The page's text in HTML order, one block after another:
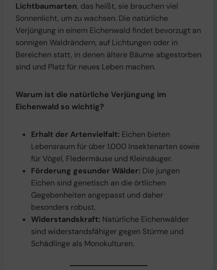
Lichtbaumarten, das heißt, sie brauchen viel
Sonnenlicht, um zu wachsen. Die natürliche
Verjüngung in einem Eichenwald findet bevorzugt an
sonnigen Waldrändern, auf Lichtungen oder in
Bereichen statt, in denen ältere Bäume abgestorben
sind und Platz für neues Leben machen.
Warum ist die natürliche Verjüngung im
Eichenwald so wichtig?
Erhalt der Artenvielfalt: Eichen bieten
Lebensraum für über 1.000 Insektenarten sowie
für Vögel, Fledermäuse und Kleinsäuger.
Förderung gesunder Wälder: Die jungen
Eichen sind genetisch an die örtlichen
Gegebenheiten angepasst und daher
besonders robust.
Widerstandskraft: Natürliche Eichenwälder
sind widerstandsfähiger gegen Stürme und
Schädlinge als Monokulturen.